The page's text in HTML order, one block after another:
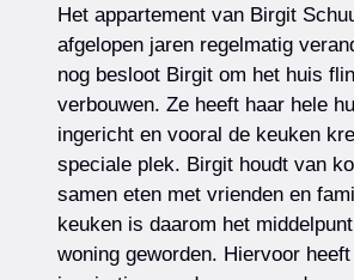
Het appartement van Birgit
afgelopen jaren regelmatig
nog besloot Birgit om het huis
verbouwen. Ze heeft haar hele
ingericht en vooral de keuken
speciale plek. Birgit houdt van
samen eten met vrienden en
keuken is daarom het
woning geworden. Hiervoor